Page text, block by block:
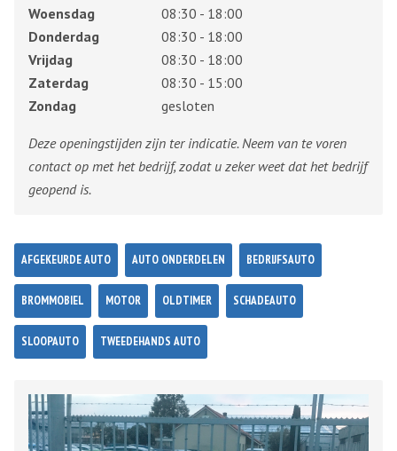
Woensdag
08:30 - 18:00
Donderdag
08:30 - 18:00
Vrijdag
08:30 - 18:00
Zaterdag
08:30 - 15:00
Zondag
gesloten
Deze openingstijden zijn ter indicatie. Neem van te voren
contact op met het bedrijf, zodat u zeker weet dat het bedrijf
geopend is.
AFGEKEURDE AUTO AUTO ONDERDELEN BEDRIJFSAUTO
BROMMOBIEL MOTOR OLDTIMER SCHADEAUTO
SLOOPAUTO TWEEDEHANDS AUTO